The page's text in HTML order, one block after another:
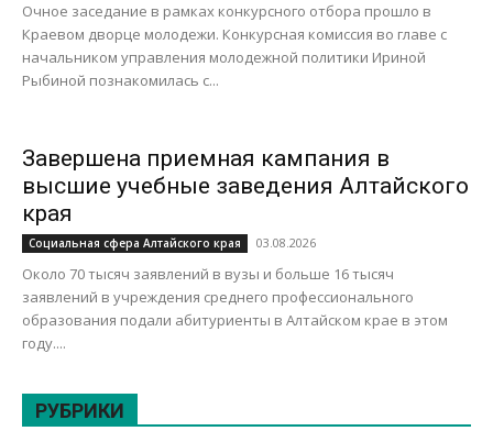
Очное заседание в рамках конкурсного отбора прошло в
Краевом дворце молодежи. Конкурсная комиссия во главе с
начальником управления молодежной политики Ириной
Рыбиной познакомилась с...
Завершена приемная кампания в
высшие учебные заведения Алтайского
края
Социальная сфера Алтайского края 03.08.2026
Около 70 тысяч заявлений в вузы и больше 16 тысяч
заявлений в учреждения среднего профессионального
образования подали абитуриенты в Алтайском крае в этом
году....
РУБРИКИ